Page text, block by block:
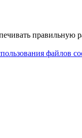
правильную
файлов